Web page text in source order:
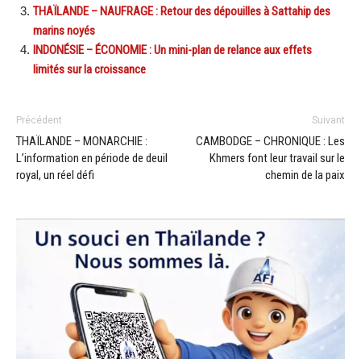
THAÏLANDE – NAUFRAGE : Retour des dépouilles à Sattahip des
marins noyés
INDONÉSIE – ÉCONOMIE : Un mini-plan de relance aux effets
limités sur la croissance
Précédent
THAÏLANDE – MONARCHIE :
L’information en période de deuil
royal, un réel défi
Suivant
CAMBODGE – CHRONIQUE : Les
Khmers font leur travail sur le
chemin de la paix